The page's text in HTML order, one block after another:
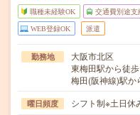
職種未経験OK 交通費別途支
WEB登録OK 派遣
勤務地
大阪市北区
東梅田駅から徒
梅田(阪神線)駅か
曜日頻度 シフト制※土日休